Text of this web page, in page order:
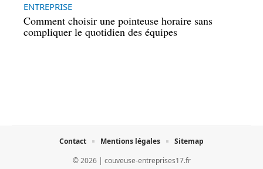
ENTREPRISE
Comment choisir une pointeuse horaire sans
compliquer le quotidien des équipes
© 2026 | couveuse-entreprises17.fr
Contact Mentions légales Sitemap